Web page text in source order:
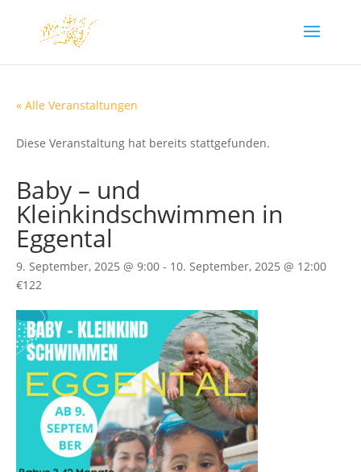
« Alle Veranstaltungen
Diese Veranstaltung hat bereits stattgefunden.
Baby – und
Kleinkindschwimmen in
Eggental
9. September, 2025 @ 9:00 - 10. September, 2025 @ 12:00
€122